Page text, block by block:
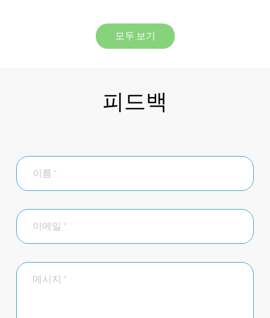
모두 보기
피드백